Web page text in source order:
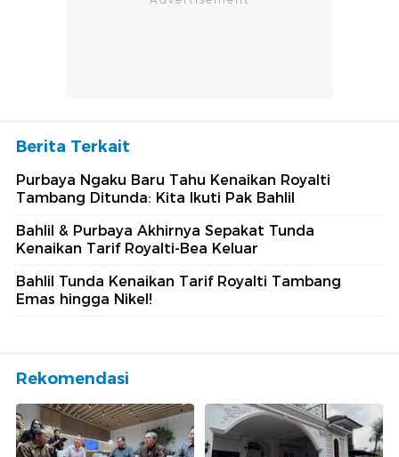
Berita Terkait
Purbaya Ngaku Baru Tahu Kenaikan Royalti
Tambang Ditunda: Kita Ikuti Pak Bahlil
Bahlil & Purbaya Akhirnya Sepakat Tunda
Kenaikan Tarif Royalti-Bea Keluar
Bahlil Tunda Kenaikan Tarif Royalti Tambang
Emas hingga Nikel!
Rekomendasi